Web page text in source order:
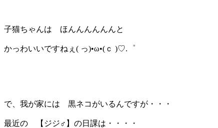
子猫ちゃんは ほんんんんんんと
かっわいいですねぇ( っ)•ω•(ｃ )♡.゜
で、我が家には 黒ネコがいるんですが・・・
最近の 【ジジ♂】の日課は・・・・